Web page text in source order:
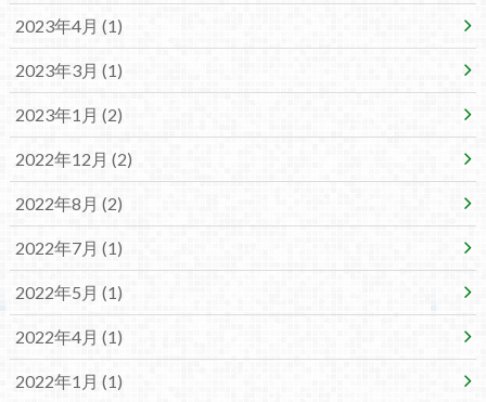
2023年4月 (1)
2023年3月 (1)
2023年1月 (2)
2022年12月 (2)
2022年8月 (2)
2022年7月 (1)
2022年5月 (1)
2022年4月 (1)
2022年1月 (1)